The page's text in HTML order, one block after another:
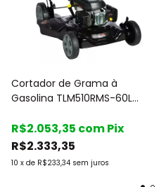
Cortador de Grama à
Gasolina TLM510RMS-60L
R$2.333,35
10 x de R$233,34 sem juros
R$2.053,35 comPix